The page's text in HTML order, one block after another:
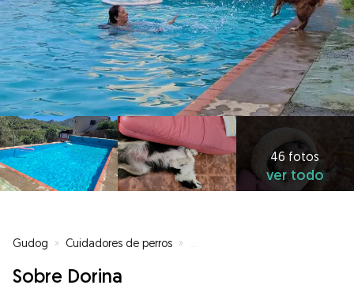
46 fotos
ver todo
Gudog » Cuidadores de perros »
Sobre Dorina